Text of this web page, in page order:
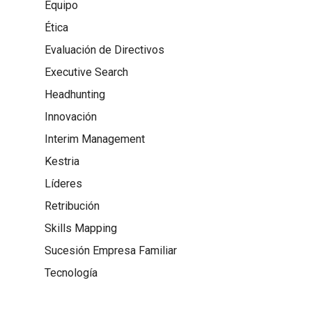
Equipo
Ética
Evaluación de Directivos
Executive Search
Headhunting
Innovación
Interim Management
Kestria
Líderes
Retribución
Skills Mapping
Sucesión Empresa Familiar
Tecnología